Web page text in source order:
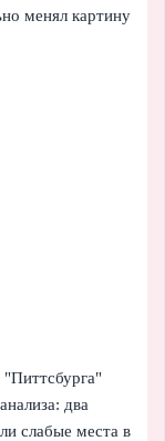
менял картину
два
слабые места в